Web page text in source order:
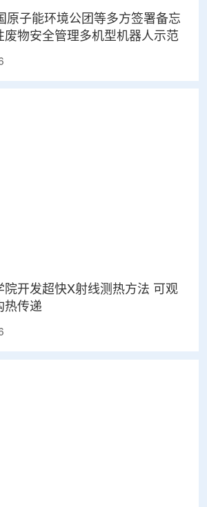
原子能环境公团等多方签署备忘
废物安全管理多机型机器人示范
院开发超快X射线测热方法 可观
热传递